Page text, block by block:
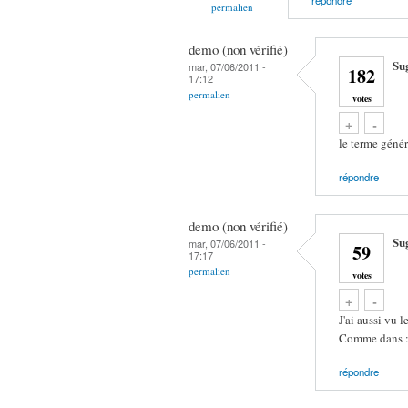
permalien
demo (non vérifié)
mar, 07/06/2011 -
17:12
permalien
182
votes
+
Vote up!-
Vote down!
le terme
répondre
demo (non vérifié)
mar, 07/06/2011 -
17:17
permalien
59
votes
+
Vote up!-
Vote down!
J'ai aussi vu
Comme dans
répondre